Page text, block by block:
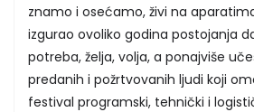
znamo i osećamo, živi na
izgurao ovoliko godina postojanja
potreba, želja, volja, a ponajviše
predanih i požrtvovanih ljudi koji
festival programski, tehnički i